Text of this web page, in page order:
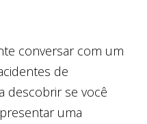
conversar com um
de
descobrir se você
uma